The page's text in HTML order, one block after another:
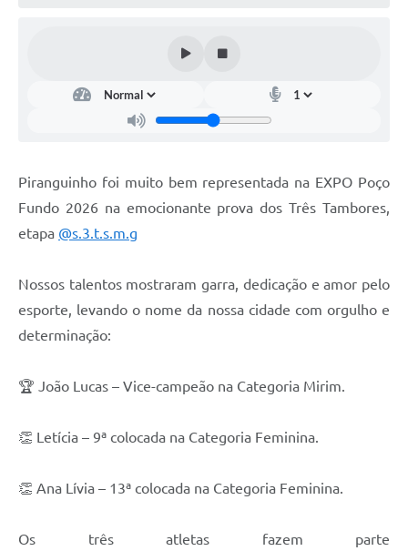
Piranguinho foi muito bem representada na EXPO Poço
Fundo 2026 na emocionante prova dos Três Tambores,
etapa @s.3.t.s.m.g
Nossos talentos mostraram garra, dedicação e amor pelo
esporte, levando o nome da nossa cidade com orgulho e
determinação:
🏆 João Lucas – Vice-campeão na Categoria Mirim.
👏 Letícia – 9ª colocada na Categoria Feminina.
👏 Ana Lívia – 13ª colocada na Categoria Feminina.
Os três atletas fazem parte